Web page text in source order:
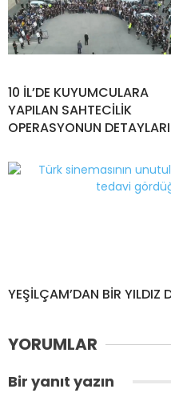
10 İL’DE KUYUMCULARA
YAPILAN SAHTECİLİK
OPERASYONUN DETAYLARI
YEŞİLÇAM’DAN BİR YILDIZ
YORUMLAR
Bir yanıt yazın